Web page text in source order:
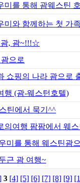
미를 통해 괌웨스틴
미와 함께하는 첫 가
, 괌~!!!☆
으로
쇼핑의 나라 괌으로
행 (괌-웨스턴호텔)
틴에서 묵기^^
의여행 팜팜에서 웨
미를 통해 웨스틴괌
근 괌 여행~
3 [4] [5] [6] [7] [8] [9]